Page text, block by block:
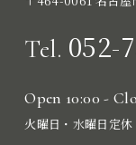
Tel. 052-
Open 10:00 -
火曜日・水曜日定休